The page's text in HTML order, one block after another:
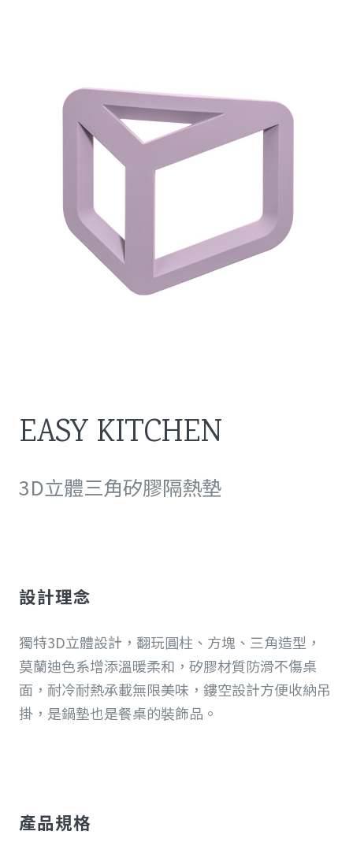
EASY KITCHEN
3D立體三角矽膠隔熱墊
設計理念
獨特3D立體設計，翻玩圓柱、方塊、三角造型，
莫蘭迪色系增添溫暖柔和，矽膠材質防滑不傷桌
面，耐冷耐熱承載無限美味，鏤空設計方便收納吊
掛，是鍋墊也是餐桌的裝飾品。
產品規格